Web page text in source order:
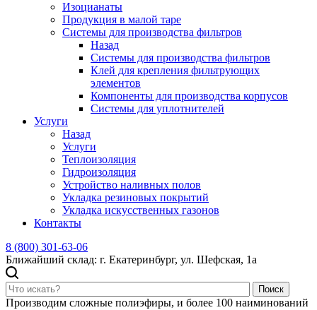
Изоцианаты
Продукция в малой таре
Системы для производства фильтров
Назад
Системы для производства фильтров
Клей для крепления фильтрующих
элементов
Компоненты для производства корпусов
Системы для уплотнителей
Услуги
Назад
Услуги
Теплоизоляция
Гидроизоляция
Устройство наливных полов
Укладка резиновых покрытий
Укладка искусственных газонов
Контакты
8 (800) 301-63-06
Ближайший склад: г. Екатеринбург, ул. Шефская, 1а
Поиск
Производим сложные полиэфиры, и более 100 наиминований